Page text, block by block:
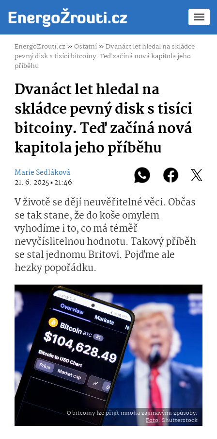
EnergoZrouti.cz»Ostatní»Dvanáct let hledal na skládce
pevný disk s tisíci bitcoiny. Teď začíná nová kapitola jeho
příběhu
Dvanáct let hledal na
skládce pevný disk s tisíci
bitcoiny. Teď začíná nová
kapitola jeho příběhu
Marie Sedláková
21. 6. 2025 ▪ 21:46
V životě se dějí neuvěřitelné věci. Občas
se tak stane, že do koše omylem
vyhodíme i to, co má téměř
nevyčíslitelnou hodnotu. Takový příběh
se stal jednomu Britovi. Pojďme ale
hezky popořádku.
O bitcoiny lze přijít mnoha zajímavými způsoby.
Foto: Shutterstock